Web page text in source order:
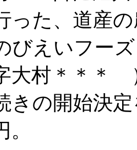
った、道産
びえいフー
大村＊＊＊
きの開始決